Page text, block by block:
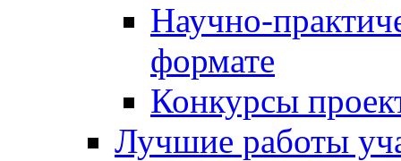
Научно-
формате
Конкурсы
Лучшие работы